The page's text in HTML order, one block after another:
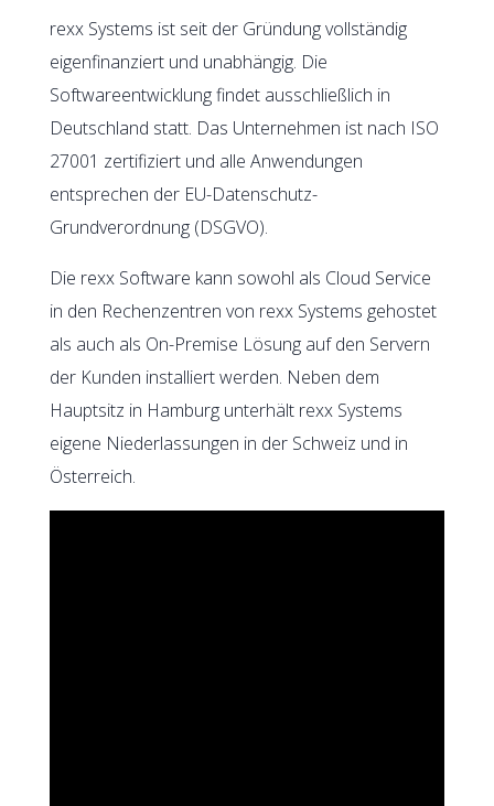
rexx Systems ist seit der Gründung vollständig
eigenfinanziert und unabhängig. Die
Softwareentwicklung findet ausschließlich in
Deutschland statt. Das Unternehmen ist nach ISO
27001 zertifiziert und alle Anwendungen
entsprechen der EU-Datenschutz-
Grundverordnung (DSGVO).
Die rexx Software kann sowohl als Cloud Service
in den Rechenzentren von rexx Systems gehostet
als auch als On-Premise Lösung auf den Servern
der Kunden installiert werden. Neben dem
Hauptsitz in Hamburg unterhält rexx Systems
eigene Niederlassungen in der Schweiz und in
Österreich.